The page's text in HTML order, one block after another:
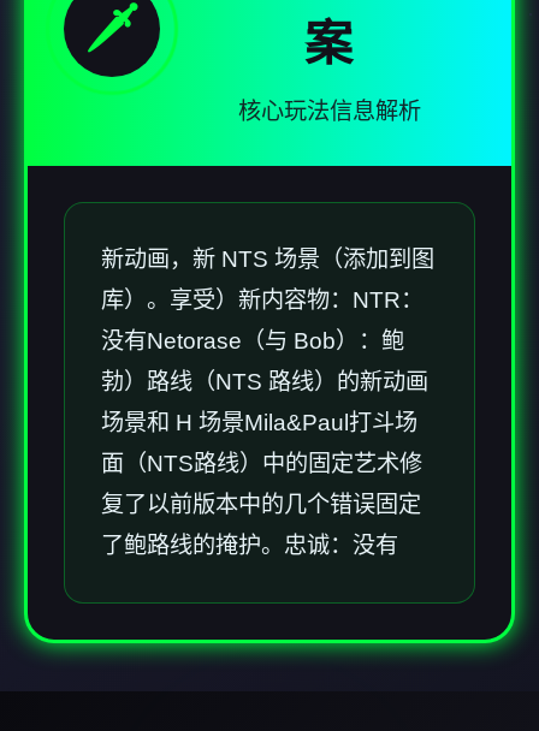
🗡️
案
核心玩法信息解析
新动画，新 NTS 场景（添加到图
库）。享受）新内容物：NTR：
没有Netorase（与 Bob）：鲍
勃）路线（NTS 路线）的新动画
场景和 H 场景Mila&Paul打斗场
面（NTS路线）中的固定艺术修
复了以前版本中的几个错误固定
了鲍路线的掩护。忠诚：没有